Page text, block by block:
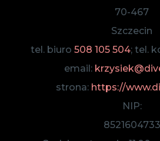
70-467
Szczecin
tel. biuro 508 105 504; tel.
email:
strona: https://
NIP:
8521604733